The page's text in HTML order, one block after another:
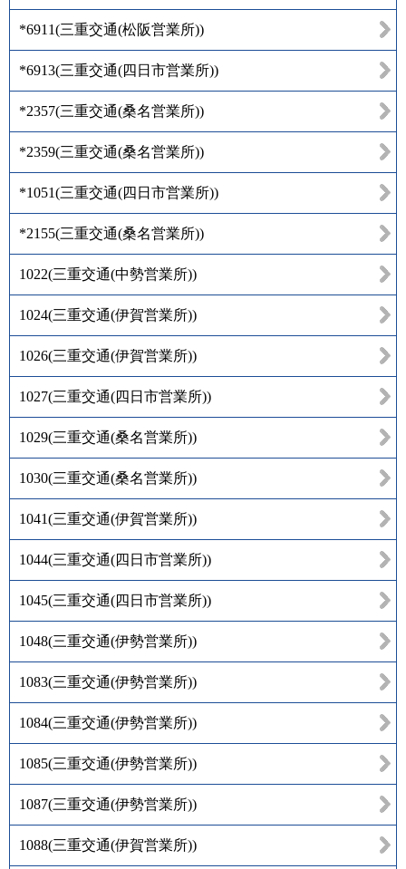
*6911(三重交通(松阪営業所))
*6913(三重交通(四日市営業所))
*2357(三重交通(桑名営業所))
*2359(三重交通(桑名営業所))
*1051(三重交通(四日市営業所))
*2155(三重交通(桑名営業所))
1022(三重交通(中勢営業所))
1024(三重交通(伊賀営業所))
1026(三重交通(伊賀営業所))
1027(三重交通(四日市営業所))
1029(三重交通(桑名営業所))
1030(三重交通(桑名営業所))
1041(三重交通(伊賀営業所))
1044(三重交通(四日市営業所))
1045(三重交通(四日市営業所))
1048(三重交通(伊勢営業所))
1083(三重交通(伊勢営業所))
1084(三重交通(伊勢営業所))
1085(三重交通(伊勢営業所))
1087(三重交通(伊勢営業所))
1088(三重交通(伊賀営業所))